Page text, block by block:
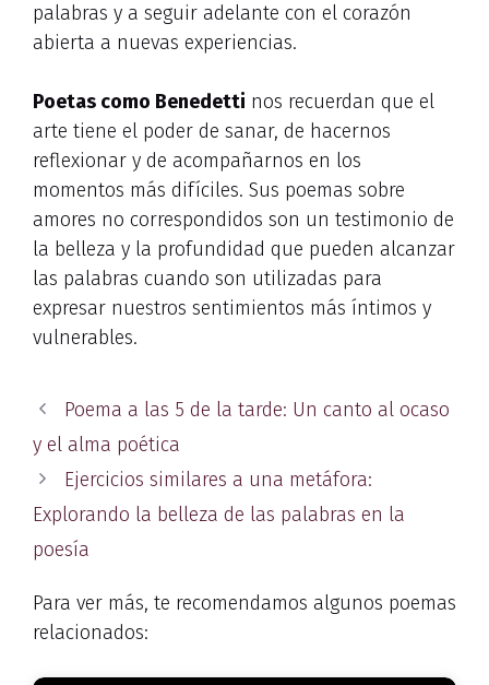
palabras y a seguir adelante con el corazón
abierta a nuevas experiencias.
Poetas como Benedetti nos recuerdan que el
arte tiene el poder de sanar, de hacernos
reflexionar y de acompañarnos en los
momentos más difíciles. Sus poemas sobre
amores no correspondidos son un testimonio de
la belleza y la profundidad que pueden alcanzar
las palabras cuando son utilizadas para
expresar nuestros sentimientos más íntimos y
vulnerables.
Poema a las 5 de la tarde: Un canto al ocaso
y el alma poética
Ejercicios similares a una metáfora:
Explorando la belleza de las palabras en la
poesía
Para ver más, te recomendamos algunos poemas
relacionados: